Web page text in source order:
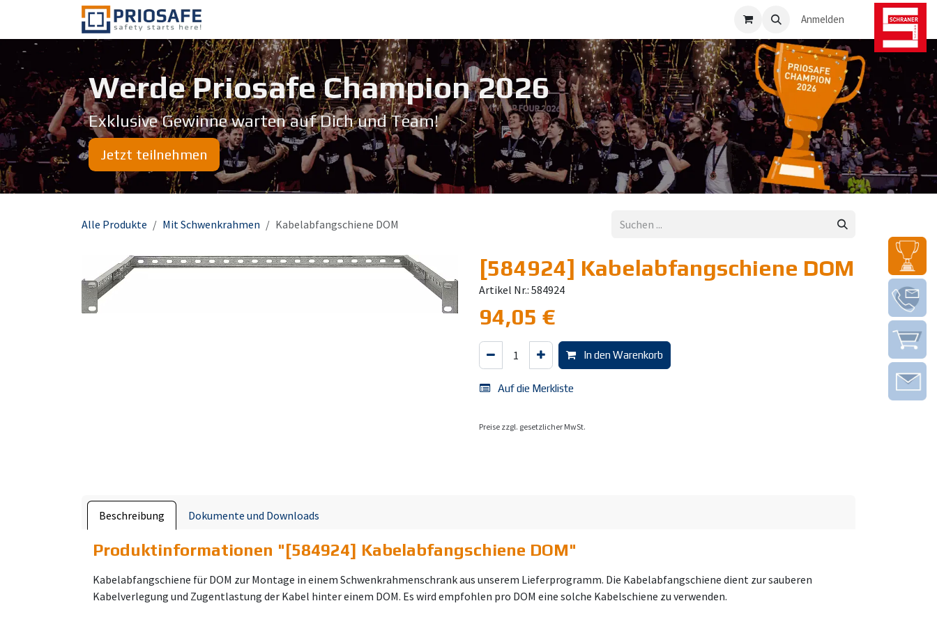
Zum Inhalt springen
Anmelden
Jetzt teilnehmen
Werde Priosafe Champion 20​26
Exklusive Gewinne warten auf Dich und Team!
Alle Produkte Mit Schwenkrahmen Kabelabfangschiene DOM
[584924] Kabelabfangschiene DOM
Artikel Nr.: 584924
94,05 €
In den Warenkorb
Auf die Merkliste
Preise zzgl. gesetzlicher MwSt.
Beschreibung Dokumente und Downloads
Produktinformationen "[584924] Kabelabfangschiene DOM"
Kabelabfangschiene für DOM zur Montage in einem Schwenkrahmenschrank aus unserem Lieferprogramm. Die Kabelabfangschiene dient zur sauberen
Kabelverlegung und Zugentlastung der Kabel hinter einem DOM. Es wird empfohlen pro DOM eine solche Kabelschiene zu verwenden.